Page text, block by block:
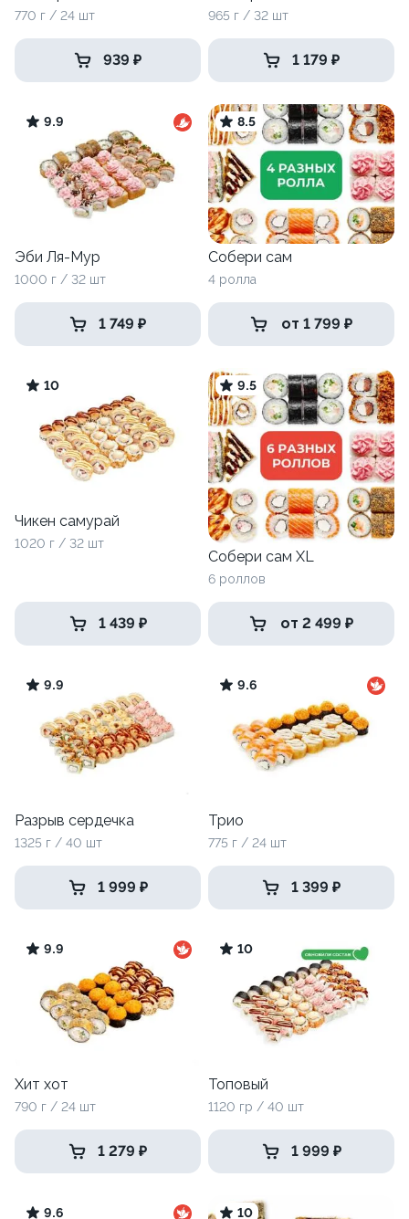
770 г / 24 шт
939 ₽
965 г / 32 шт
1 179 ₽
9.9
Эби Ля-Мур
1000 г / 32 шт
1 749 ₽
8.5
Собери сам
4 ролла
от 1 799 ₽
10
Чикен самурай
1020 г / 32 шт
1 439 ₽
9.5
Собери сам XL
6 роллов
от 2 499 ₽
9.9
Разрыв сердечка
1325 г / 40 шт
1 999 ₽
9.6
Трио
775 г / 24 шт
1 399 ₽
9.9
Хит хот
790 г / 24 шт
1 279 ₽
10
Топовый
1120 гр / 40 шт
1 999 ₽
9.6 10